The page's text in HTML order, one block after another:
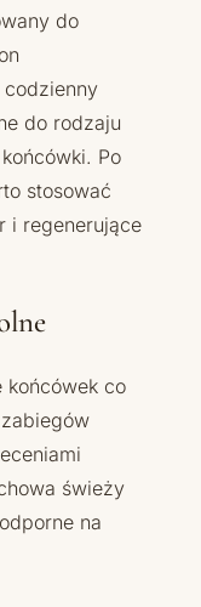
do
do rodzaju
Po
stosować
i regenerujące
końcówek co
świeży
na